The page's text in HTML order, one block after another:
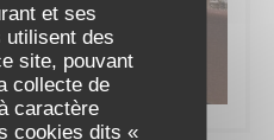
et ses
utilisent des
site, pouvant
collecte de
caractère
cookies dits «